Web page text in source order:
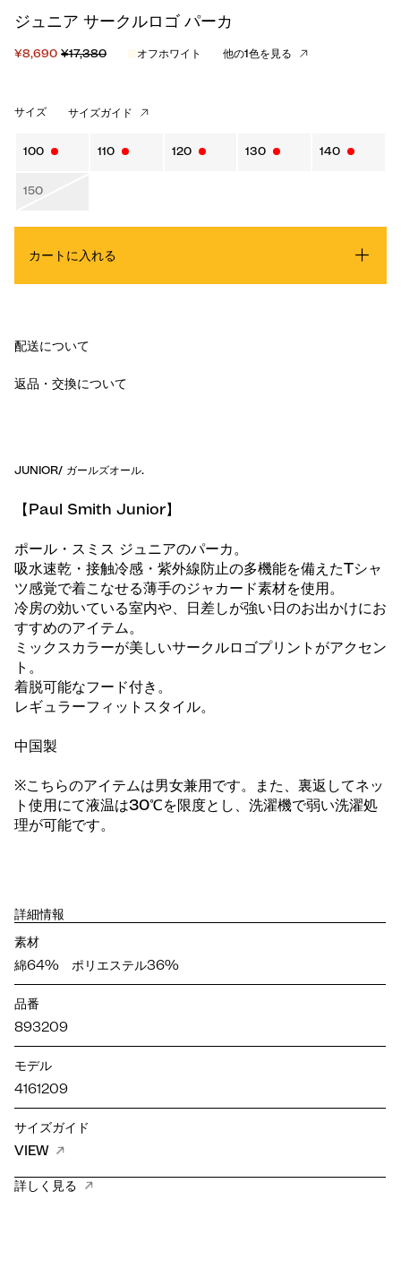
ジュニア サークルロゴ パーカ
¥8,690 ¥17,380 オフホワイト 他の1色を見る
サイズ サイズガイド
100 110 120 130 140
150
カートに入れる
配送について
返品・交換について
JUNIOR/ ガールズオール.
【Paul Smith Junior】
ポール・スミス ジュニアのパーカ。
吸水速乾・接触冷感・紫外線防止の多機能を備えたTシャ
ツ感覚で着こなせる薄手のジャカード素材を使用。
冷房の効いている室内や、日差しが強い日のお出かけにお
すすめのアイテム。
ミックスカラーが美しいサークルロゴプリントがアクセン
ト。
着脱可能なフード付き。
レギュラーフィットスタイル。
中国製
※こちらのアイテムは男女兼用です。また、裏返してネッ
ト使用にて液温は30℃を限度とし、洗濯機で弱い洗濯処
理が可能です。
詳細情報
素材
綿64% ポリエステル36%
品番
893209
モデル
4161209
サイズガイド
VIEW
詳しく見る